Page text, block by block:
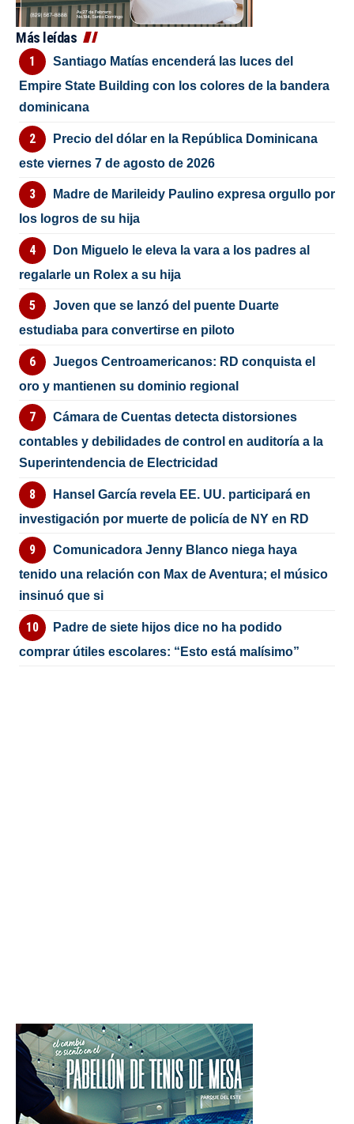
Más leídas
Santiago Matías encenderá las luces del
Empire State Building con los colores de la bandera
dominicana
Precio del dólar en la República Dominicana
este viernes 7 de agosto de 2026
Madre de Marileidy Paulino expresa orgullo por
los logros de su hija
Don Miguelo le eleva la vara a los padres al
regalarle un Rolex a su hija
Joven que se lanzó del puente Duarte
estudiaba para convertirse en piloto
Juegos Centroamericanos: RD conquista el
oro y mantienen su dominio regional
Cámara de Cuentas detecta distorsiones
contables y debilidades de control en auditoría a la
Superintendencia de Electricidad
Hansel García revela EE. UU. participará en
investigación por muerte de policía de NY en RD
Comunicadora Jenny Blanco niega haya
tenido una relación con Max de Aventura; el músico
insinuó que si
Padre de siete hijos dice no ha podido
comprar útiles escolares: “Esto está malísimo”